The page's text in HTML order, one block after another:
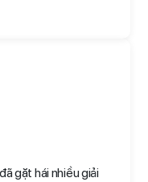
gặt hái nhiều giải